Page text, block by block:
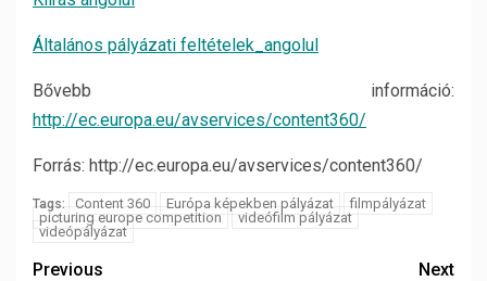
Általános pályázati feltételek_angolul
Bővebb információ:
http://ec.europa.eu/avservices/content360/
Forrás: http://ec.europa.eu/avservices/content360/
Tags: Content 360 Európa képekben pályázat
filmpályázat
picturing europe competition
videófilm pályázat
videópályázat
Previous
Next